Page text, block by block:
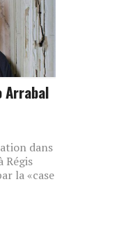
Arrabal
dans
Régis
la «case